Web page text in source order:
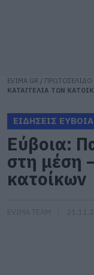
EVIMA.GR / ΠΡΩΤΟΣΕΛΙΔΟ
ΚΑΤΑΓΓΕΛΙΑ ΤΩΝ
ΕΙΔΗΣΕΙΣ ΕΥΒΟΙΑ
Εύβοια:
στη μέση
κατοίκων